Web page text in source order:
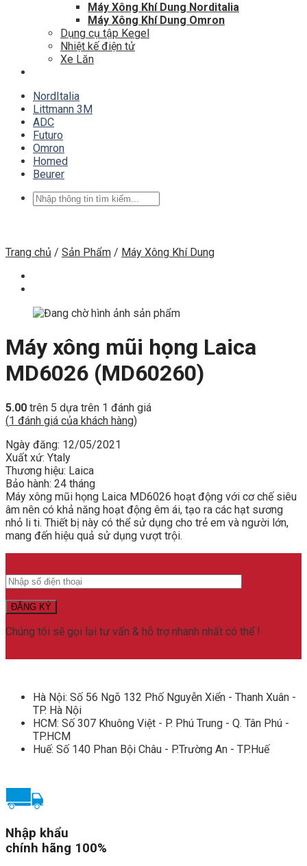
Máy Xông Khí Dung Norditalia
Máy Xông Khí Dung Omron
Dụng cụ tập Kegel
Nhiệt kế điện tử
Xe Lăn
NordItalia
Littmann 3M
ADC
Futuro
Omron
Homed
Beurer
Tìm
kiếm:
Trang chủ / Sản Phẩm / Máy Xông Khí Dung
Máy xông mũi họng Laica
MD6026 (MD60260)
5.00 trên 5 dựa trên 1 đánh giá
(1 đánh giá của khách hàng)
Ngày đăng: 12/05/2021
Xuất xứ: Ytaly
Thương hiệu: Laica
Bảo hành: 24 tháng
Máy xông mũi họng Laica MD6026 hoạt động với cơ chế siêu
âm nên có khả năng hoạt động êm ái, tạo ra các hạt sương
nhỏ li ti. Thiết bị này có thể sử dụng cho trẻ em và người lớn,
mang đến hiệu quả sử dụng vượt trội.
Chúng tôi sẽ gọi lại tư vấn & hỗ trợ nhanh nhất có thể !
Hà Nội: Số 56 Ngõ 132 Phố Nguyễn Xiển - Thanh Xuân -
TP. Hà Nội
HCM: Số 307 Khuông Việt - P. Phú Trung - Q. Tân Phú -
TP.HCM
Huế: Số 140 Phan Bội Châu - P.Trường An - TP.Huế
Nhập khẩu
chính hãng 100%